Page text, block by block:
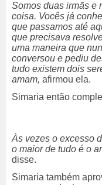
Somos duas irmãs e
coisa. Vocês já
que passamos até
que precisava
uma maneira que
conversou e pediu
tudo existem dois
amam, afirmou ela.
Simaria então
Às vezes o excesso
o maior de tudo é o
disse.
Simaria também